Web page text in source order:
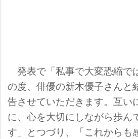
発表で「私事で大変恐縮で
の度、俳優の新木優子さんと
告させていただきます。互い
に、心を大切にしながら歩ん
す」とつづり、「これからも